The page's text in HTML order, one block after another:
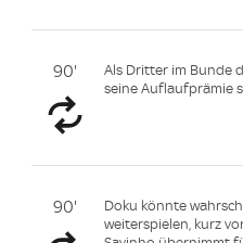
90'
Als Dritter im Bunde
seine Auflaufprämie
90'
Doku könnte
weiterspielen, kurz